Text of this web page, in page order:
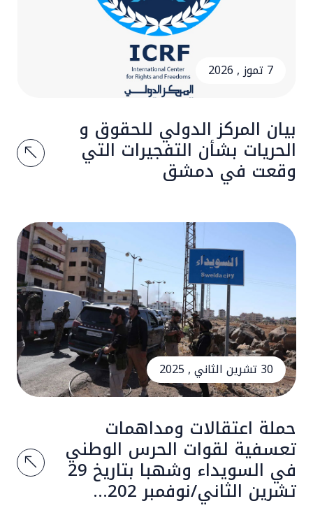
7 تموز , 2026
بيان المركز الدولي للحقوق و
الحريات بشأن التفجيرات التي
وقعت في دمشق
30 تشرين الثاني , 2025
حملة اعتقالات ومداهمات
تعسفية لقوات الحرس الوطني
في السويداء وشهبا بتاريخ 29
تشرين الثاني/نوفمبر 202...